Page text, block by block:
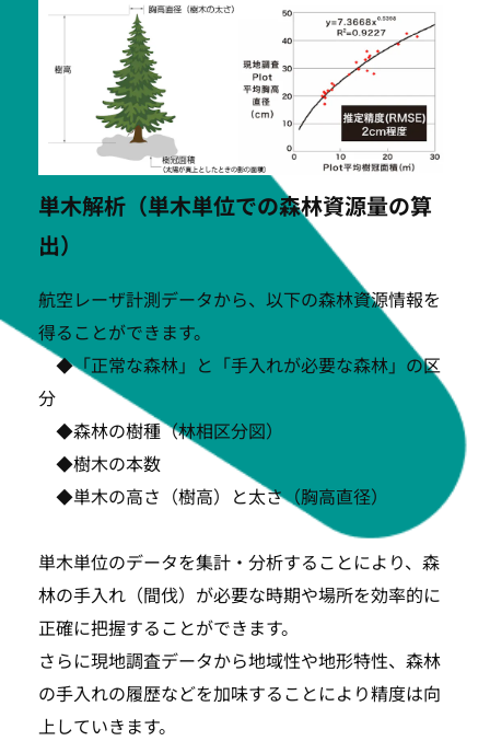
単木解析（単木単位での森林資源量の算
出）
航空レーザ計測データから、以下の森林資源情報を
得ることができます。
◆「正常な森林」と「手入れが必要な森林」の区
分
◆森林の樹種（林相区分図）
◆樹木の本数
◆単木の高さ（樹高）と太さ（胸高直径）
単木単位のデータを集計・分析することにより、森
林の手入れ（間伐）が必要な時期や場所を効率的に
正確に把握することができます。
さらに現地調査データから地域性や地形特性、森林
の手入れの履歴などを加味することにより精度は向
上していきます。